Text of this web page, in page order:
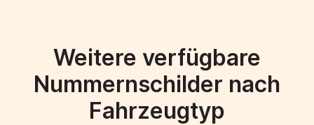
Weitere verfügbare
Nummernschilder nach
Fahrzeugtyp